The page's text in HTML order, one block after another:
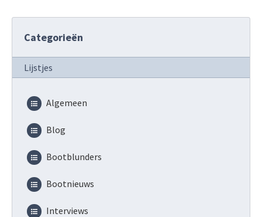
Categorieën
Lijstjes
Algemeen
Blog
Bootblunders
Bootnieuws
Interviews